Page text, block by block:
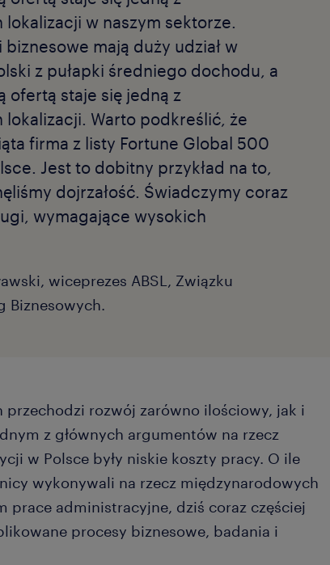
w naszym sektorze.
biznesowe mają duży udział w
z pułapki średniego dochodu, a
ofertą staje się jedną z
Warto podkreślić, że
firma z listy Fortune Global 500
Jest to dobitny przykład na to,
dojrzałość. Świadczymy coraz
wymagające wysokich
wiceprezes ABSL, Związku
Biznesowych.
przechodzi rozwój zarówno ilościowy, jak i
z głównych argumentów na rzecz
w Polsce były niskie koszty pracy. O ile
wykonywali na rzecz międzynarodowych
prace administracyjne, dziś coraz częściej
procesy biznesowe, badania i